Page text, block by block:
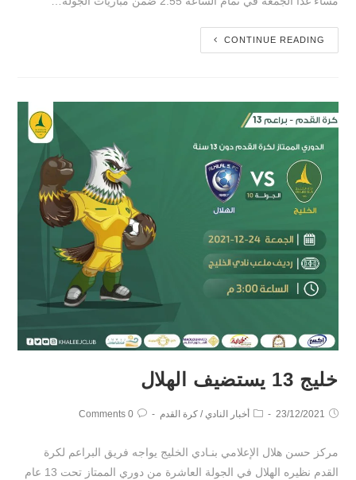
CONTINUE READING
خليج 13 يستضيف الهلال
23/12/2021 أخبار النادي / كرة القدم 0 Comments
مركز حسن هلال الإعلامي بنـادي الخليج يواجه فريق البراعم لكرة
القدم نظيره الهلال في الجولة العاشرة من دوري الممتاز تحت 13 عام